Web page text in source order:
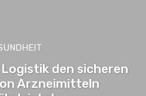
Logistik den sicheren
Arzneimitteln